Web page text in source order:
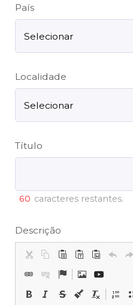
País
Localidade
Título
60 caracteres restantes.
Descrição